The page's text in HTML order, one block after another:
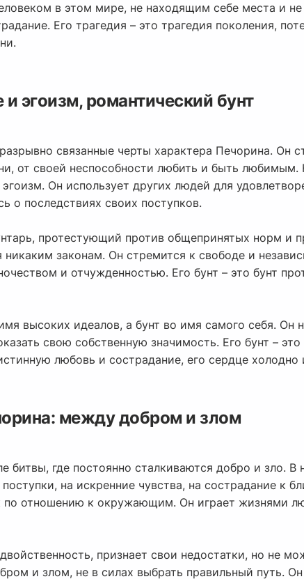
в этом мире, не находящим себе места и
Его трагедия – это трагедия поколения,
эгоизм, романтический бунт
связанные черты характера Печорина. Он
от своей неспособности любить и быть любимым.
Он использует других людей для
о последствиях своих поступков.
протестующий против общепринятых норм и
никаким законам. Он стремится к свободе и
и отчужденностью. Его бунт – это бунт
высоких идеалов, а бунт во имя самого себя. Он
свою собственную значимость. Его бунт –
любовь и сострадание, его сердце холодно
между добром и злом
битвы, где постоянно сталкиваются добро и зло. В
на искренние чувства, на сострадание к
по отношению к окружающим. Он играет жизнями
признает свои недостатки, но не
и злом, не в силах выбрать правильный путь.